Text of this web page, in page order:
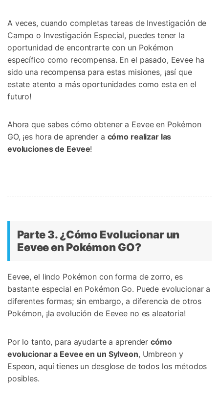
A veces, cuando completas tareas de Investigación de
Campo o Investigación Especial, puedes tener la
oportunidad de encontrarte con un Pokémon
específico como recompensa.󠀲󠀡󠀨󠀠󠀢󠀣󠀣󠀢󠀦󠀳 En el pasado, Eevee ha
sido una recompensa para estas misiones, ¡así que
estate atento a más oportunidades como esta en el
futuro!󠀲󠀡󠀨󠀠󠀢󠀣󠀣󠀢󠀧󠀳
Ahora que sabes cómo obtener a Eevee en Pokémon
GO, ¡es hora de aprender a cómo realizar las
evoluciones de Eevee!
Parte 3. ¿Cómo Evolucionar un
Eevee en Pokémon GO?󠀲󠀡󠀨󠀠󠀢󠀣󠀢󠀤󠀣󠀳
Eevee, el lindo Pokémon con forma de zorro, es
bastante especial en Pokémon Go.󠀲󠀡󠀨󠀠󠀢󠀣󠀣󠀣󠀡󠀳 Puede evolucionar a
diferentes formas; sin embargo, a diferencia de otros
Pokémon, ¡la evolución de Eevee no es aleatoria!󠀲󠀡󠀨󠀠󠀢󠀣󠀣󠀣󠀢󠀳
Por lo tanto, para ayudarte a aprendercómo
evolucionar a Eevee en un Sylveon, Umbreon y
Espeon, aquí tienes un desglose de todos los métodos
posibles.